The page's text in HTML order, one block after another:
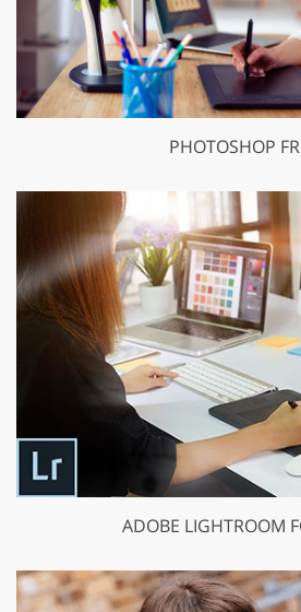
PHOTOSHOP
ADOBE LIGHTROOM